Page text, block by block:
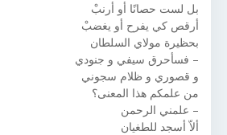
بل لست حصانًا أو أرنبْ
أرقص كي يفرح أو يغضبْ
بحظيرة مولاي السلطان
– فسأحرق سيفي و جنودي
و قصوري و ظلام سجوني
من علمكم هذا المعنى؟
– علمني الرحمن
ألاّ أسجد للطغيان